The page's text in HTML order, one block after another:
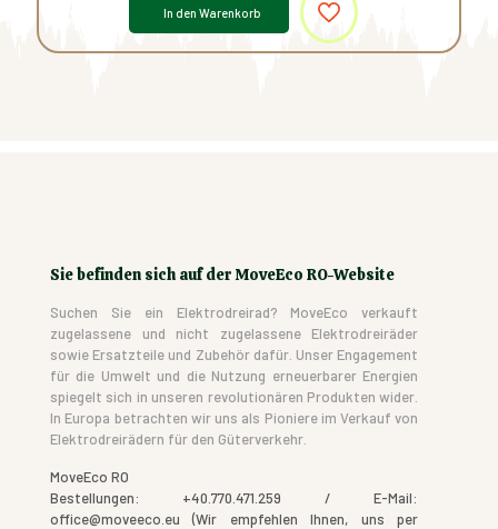
In den Warenkorb
Sie befinden sich auf der MoveEco RO-Website
Suchen Sie ein Elektrodreirad? MoveEco verkauft
zugelassene und nicht zugelassene Elektrodreiräder
sowie Ersatzteile und Zubehör dafür. Unser Engagement
für die Umwelt und die Nutzung erneuerbarer Energien
spiegelt sich in unseren revolutionären Produkten wider.
In Europa betrachten wir uns als Pioniere im Verkauf von
Elektrodreirädern für den Güterverkehr.
MoveEco RO
Bestellungen: +40.770.471.259 / E-Mail:
office@moveeco.eu (Wir empfehlen Ihnen, uns per